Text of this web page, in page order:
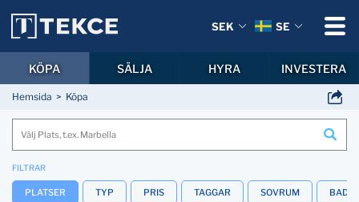
Hemsida Köpa
FILTRAR
PLATSER TYP PRIS TAGGAR SOVRUM
SEK SE
KÖPA SÄLJA HYRA INVESTERA